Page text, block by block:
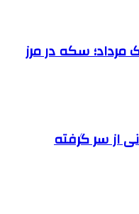
سکه در مرز
از سر گرفته